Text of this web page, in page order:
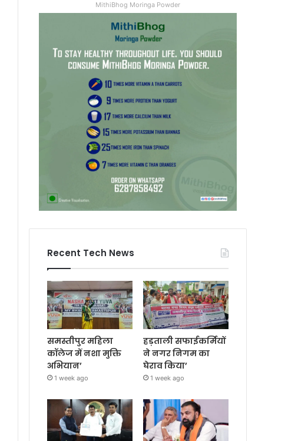
MithiBhog Moringa Powder
Recent Tech News
समस्तीपुर महिला
कॉलेज में नशा मुक्ति
अभियान’
1 week ago
हड़ताली सफाईकर्मियों
ने नगर निगम का
घेराव किया’
1 week ago